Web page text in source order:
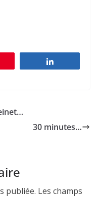
30 minutes…
publiée. Les champs